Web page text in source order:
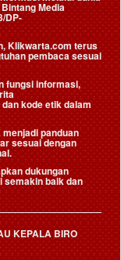
Bintang Media
DP-
Klikwarta.com terus
pembaca sesuai
fungsi informasi,
kode etik dalam
panduan
sesuai dengan
dukungan
semakin baik dan
KEPALA BIRO